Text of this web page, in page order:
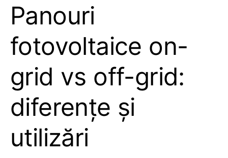
Panouri
fotovoltaice on-
grid vs off-grid:
diferențe și
utilizări